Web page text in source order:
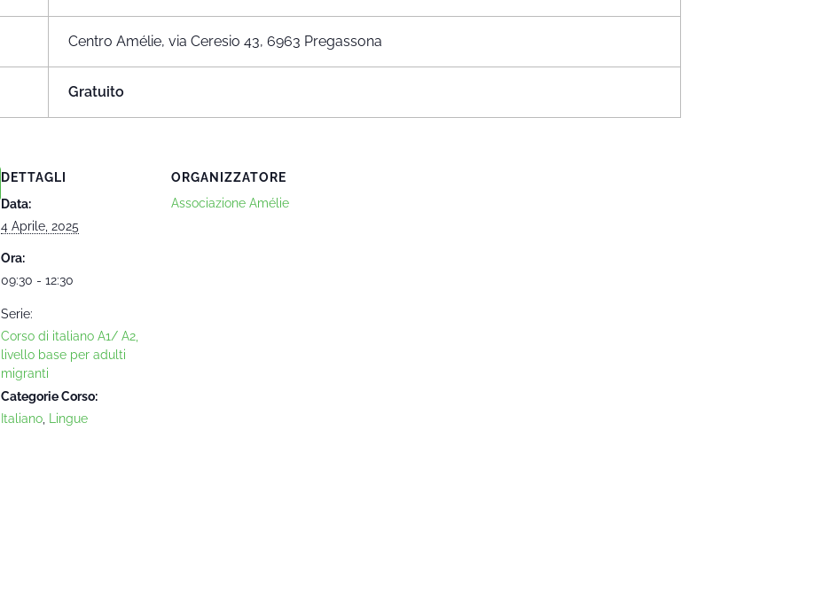
Centro Amélie, via Ceresio 43, 6963 Pregassona
Gratuito
DETTAGLI
Data:
4 Aprile, 2025
Ora:
09:30 - 12:30
Serie:
Corso di italiano A1/ A2,
livello base per adulti
migranti
Categorie Corso:
Italiano
Lingue
ORGANIZZATORE
Associazione Amélie